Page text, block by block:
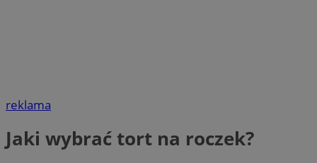
reklama
Jaki wybrać tort na roczek?